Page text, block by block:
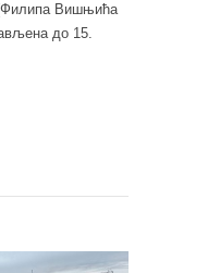
Вишњића
до 15.